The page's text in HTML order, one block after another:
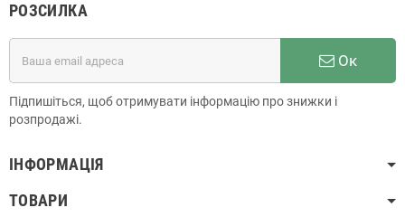
РОЗСИЛКА
Ок
Підпишіться, щоб отримувати інформацію про знижки і
розпродажі.
ІНФОРМАЦІЯ
ТОВАРИ